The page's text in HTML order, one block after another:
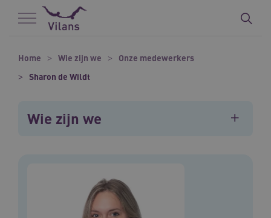
Naar hoofdinhoud
Naar footer
Home Wie zijn we
Onze medewerkers
Sharon de Wildt
Wie zijn we